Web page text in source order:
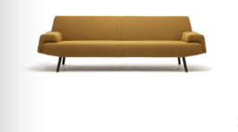
Aanpassen